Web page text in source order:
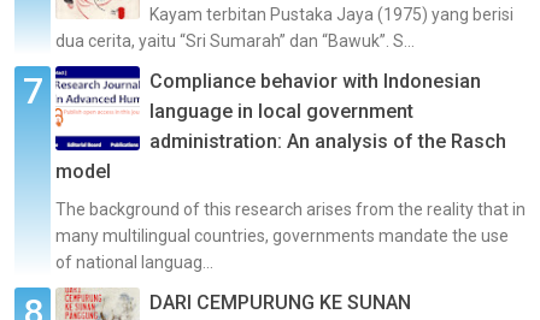
Kayam terbitan Pustaka Jaya (1975) yang berisi
dua cerita, yaitu “Sri Sumarah” dan “Bawuk”. S...
Compliance behavior with Indonesian
language in local government
administration: An analysis of the Rasch
model
The background of this research arises from the reality that in
many multilingual countries, governments mandate the use
of national languag...
DARI CEMPURUNG KE SUNAN